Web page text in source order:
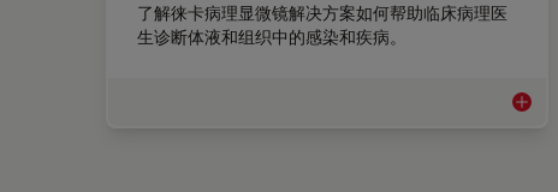
了解徕卡病理显微镜解决方案如何帮助临床病理医
生诊断体液和组织中的感染和疾病。
临床病